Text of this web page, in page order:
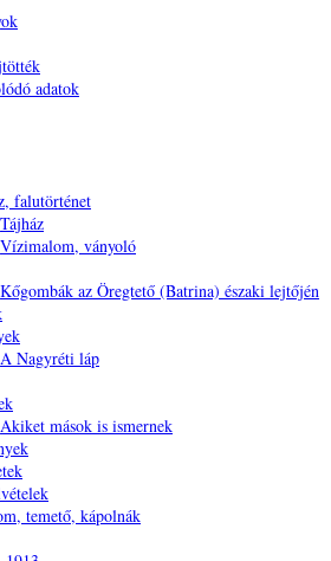
adatok
falutörténet
Tájház
Vízimalom, ványoló
Kőgombák az Öregtető (Batrina) északi lejtőjén
A Nagyréti láp
Akiket mások is ismernek
temető, kápolnák